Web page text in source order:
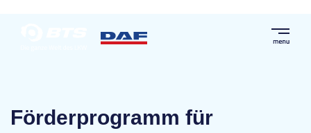
Förderprogramm für